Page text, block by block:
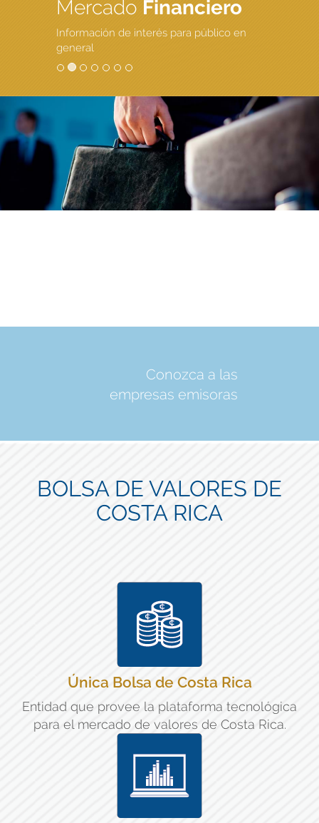
Mercado Financiero
Información de interés para público en
general
Conozca a las
empresas emisoras
BOLSA DE VALORES DE
COSTA RICA
Única Bolsa de Costa Rica
Entidad que provee la plataforma tecnológica
para el mercado de valores de Costa Rica.